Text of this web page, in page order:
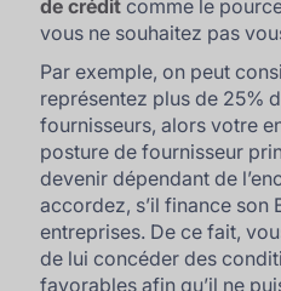
de crédit comme le
vous ne souhaitez pas
Par exemple, on peut
représentez plus de 25%
fournisseurs, alors votre
posture de fournisseur
devenir dépendant de
accordez, s’il finance son
entreprises. De ce fait,
de lui concéder des
favorables afin qu’il ne